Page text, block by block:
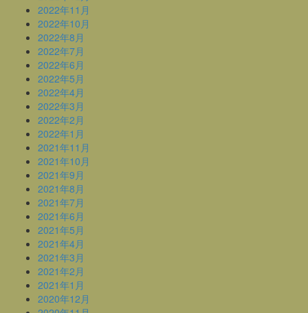
2022年11月
2022年10月
2022年8月
2022年7月
2022年6月
2022年5月
2022年4月
2022年3月
2022年2月
2022年1月
2021年11月
2021年10月
2021年9月
2021年8月
2021年7月
2021年6月
2021年5月
2021年4月
2021年3月
2021年2月
2021年1月
2020年12月